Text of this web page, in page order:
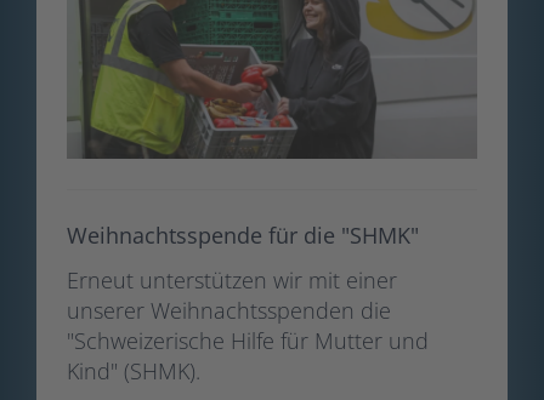
Weihnachtsspende für die "SHMK"
Erneut unterstützen wir mit einer
unserer Weihnachtsspenden die
"Schweizerische Hilfe für Mutter und
Kind" (SHMK).